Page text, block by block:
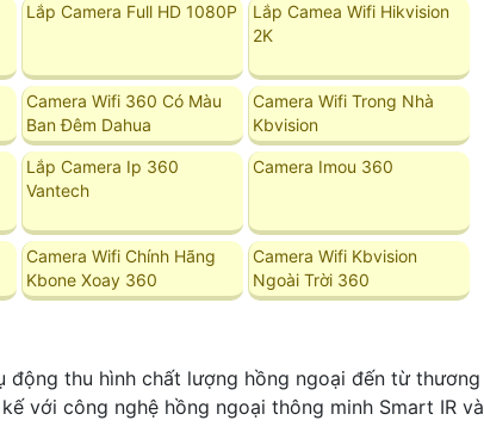
Lắp Camera Full HD 1080P
Lắp Camea Wifi Hikvision
2K
Camera Wifi 360 Có Màu
Ban Đêm Dahua
Camera Wifi Trong Nhà
Kbvision
Lắp Camera Ip 360
Vantech
Camera Imou 360
Camera Wifi Chính Hãng
Kbone Xoay 360
Camera Wifi Kbvision
Ngoài Trời 360
động thu hình chất lượng hồng ngoại đến từ thương
với công nghệ hồng ngoại thông minh Smart IR và